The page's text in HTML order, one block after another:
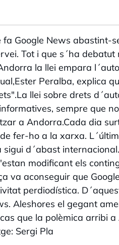
Google News abastint-
Tot i que s´ha debatut
la llei empara
Peralba, explica
llei sobre drets
sempre que
a Andorra.Cada dia
fer-ho a la xarxa.
d´abast
modificant els
va aconseguir que
perdiodística.
Aleshores el gegant
que la polèmica arribi
Sergi Pla